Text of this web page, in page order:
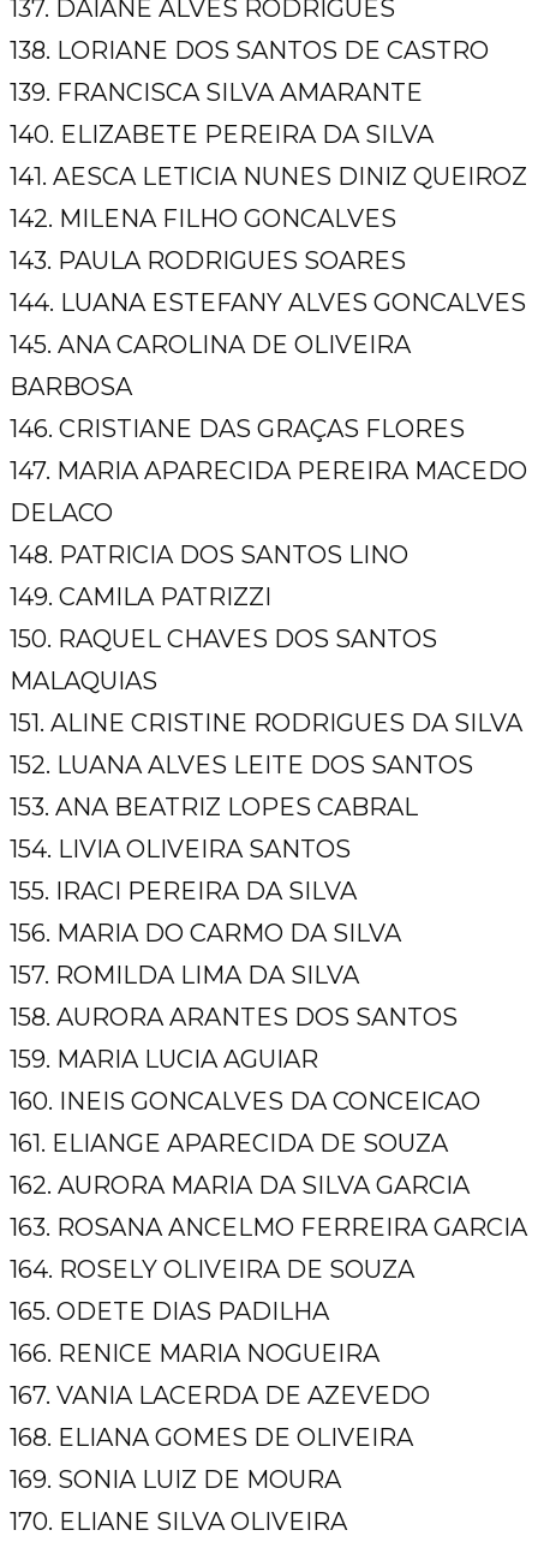
137. DAIANE ALVES RODRIGUES
138. LORIANE DOS SANTOS DE CASTRO
139. FRANCISCA SILVA AMARANTE
140. ELIZABETE PEREIRA DA SILVA
141. AESCA LETICIA NUNES DINIZ QUEIROZ
142. MILENA FILHO GONCALVES
143. PAULA RODRIGUES SOARES
144. LUANA ESTEFANY ALVES GONCALVES
145. ANA CAROLINA DE OLIVEIRA
BARBOSA
146. CRISTIANE DAS GRAÇAS FLORES
147. MARIA APARECIDA PEREIRA MACEDO
DELACO
148. PATRICIA DOS SANTOS LINO
149. CAMILA PATRIZZI
150. RAQUEL CHAVES DOS SANTOS
MALAQUIAS
151. ALINE CRISTINE RODRIGUES DA SILVA
152. LUANA ALVES LEITE DOS SANTOS
153. ANA BEATRIZ LOPES CABRAL
154. LIVIA OLIVEIRA SANTOS
155. IRACI PEREIRA DA SILVA
156. MARIA DO CARMO DA SILVA
157. ROMILDA LIMA DA SILVA
158. AURORA ARANTES DOS SANTOS
159. MARIA LUCIA AGUIAR
160. INEIS GONCALVES DA CONCEICAO
161. ELIANGE APARECIDA DE SOUZA
162. AURORA MARIA DA SILVA GARCIA
163. ROSANA ANCELMO FERREIRA GARCIA
164. ROSELY OLIVEIRA DE SOUZA
165. ODETE DIAS PADILHA
166. RENICE MARIA NOGUEIRA
167. VANIA LACERDA DE AZEVEDO
168. ELIANA GOMES DE OLIVEIRA
169. SONIA LUIZ DE MOURA
170. ELIANE SILVA OLIVEIRA